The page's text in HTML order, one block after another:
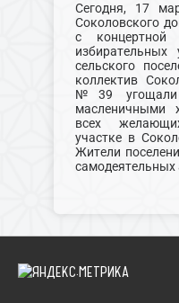
Сегодня, 17
Соколовского
с
избирательных
сельского
коллектив
№39
масленичными
всех
участке в
Жители
самодеятельных